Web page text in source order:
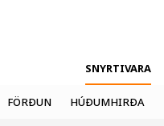
SNYRTIVARA
FÖRÐUN HÚÐUMHIRÐA